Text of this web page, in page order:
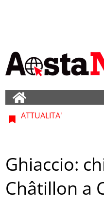
ATTUALITA'
Ghiaccio:
Châtillon a